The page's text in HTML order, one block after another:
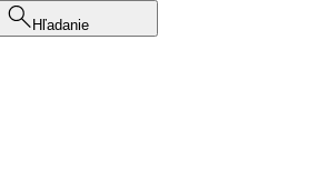
Hľadanie